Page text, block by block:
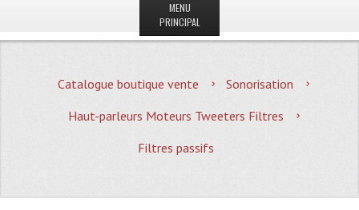
MENU
PRINCIPAL
MAGASIN
Quoi De Neuf?
Promotions
Catalogue boutique vente
Sonorisation
Haut-parleurs Moteurs Tweeters Filtres
Filtres passifs